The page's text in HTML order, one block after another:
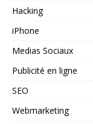
Hacking
iPhone
Medias Sociaux
Publicité en ligne
SEO
Webmarketing